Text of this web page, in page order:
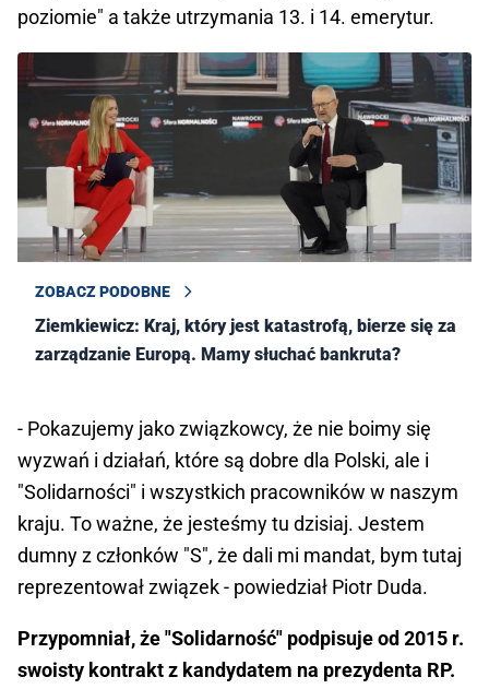
poziomie" a także utrzymania 13. i 14. emerytur.
ZOBACZ PODOBNE
Ziemkiewicz: Kraj, który jest katastrofą, bierze się za
zarządzanie Europą. Mamy słuchać bankruta?
- Pokazujemy jako związkowcy, że nie boimy się
wyzwań i działań, które są dobre dla Polski, ale i
"Solidarności" i wszystkich pracowników w naszym
kraju. To ważne, że jesteśmy tu dzisiaj. Jestem
dumny z członków "S", że dali mi mandat, bym tutaj
reprezentował związek - powiedział Piotr Duda.
Przypomniał, że "Solidarność" podpisuje od 2015 r.
swoisty kontrakt z kandydatem na prezydenta RP.